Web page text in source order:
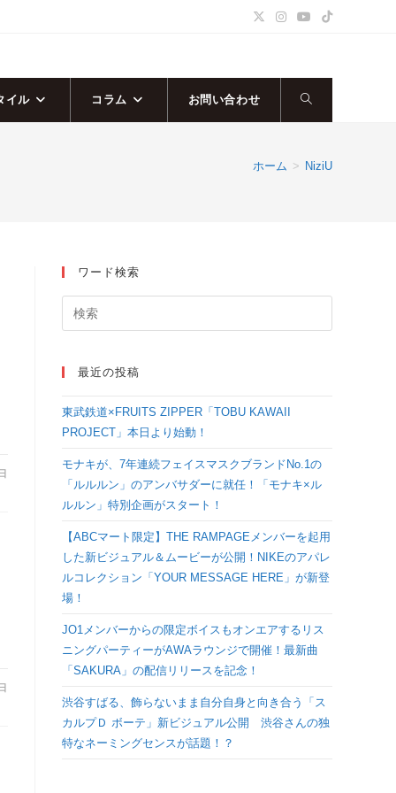
イル コラム お問い合わせ ウ
ト
グ
ル
ホーム > NiziU
ワード検索
最近の投稿
東武鉄道×FRUITS ZIPPER「TOBU KAWAII
PROJECT」本日より始動！
モナキが、7年連続フェイスマスクブランドNo.1の
「ルルルン」のアンバサダーに就任！「モナキ×ル
ルルン」特別企画がスタート！
【ABCマート限定】THE RAMPAGEメンバーを起用
した新ビジュアル＆ムービーが公開！NIKEのアパレ
ルコレクション「YOUR MESSAGE HERE」が新登
場！
JO1メンバーからの限定ボイスもオンエアするリス
ニングパーティーがAWAラウンジで開催！最新曲
「SAKURA」の配信リリースを記念！
渋谷すばる、飾らないまま自分自身と向き合う「ス
カルプＤ ボーテ」新ビジュアル公開 渋谷さんの独
特なネーミングセンスが話題！？